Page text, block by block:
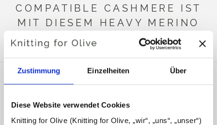
Zustimmung Einzelheiten Über
Diese Website verwendet Cookies
Knitting for Olive (Knitting for Olive, „wir“, „uns“, „unser“)
COMPATIBLE CASHMERE IST
MIT DIESEM HEAVY MERINO
KOMPATIBEL